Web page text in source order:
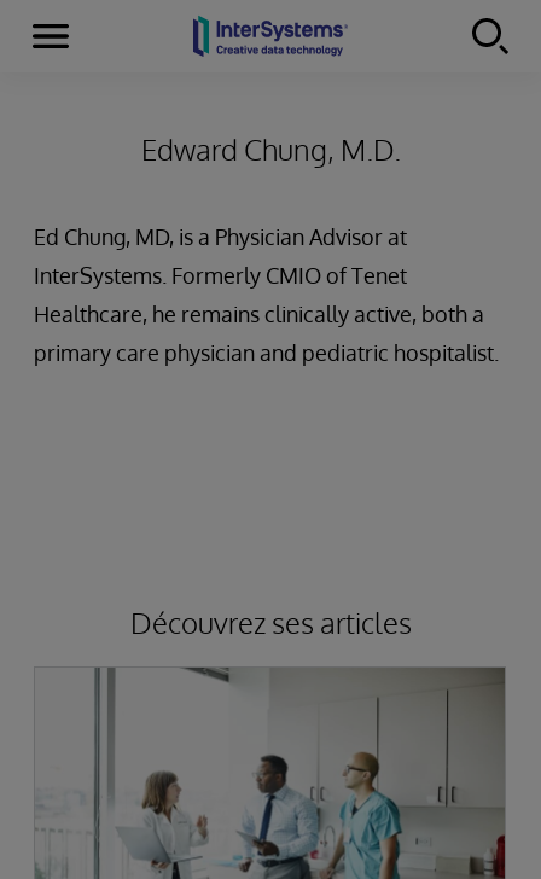
Skip to content
Menu
Edward Chung, M.D.
Ed Chung, MD, is a Physician Advisor at
InterSystems. Formerly CMIO of Tenet
Healthcare, he remains clinically active, both a
primary care physician and pediatric hospitalist.
Découvrez ses articles